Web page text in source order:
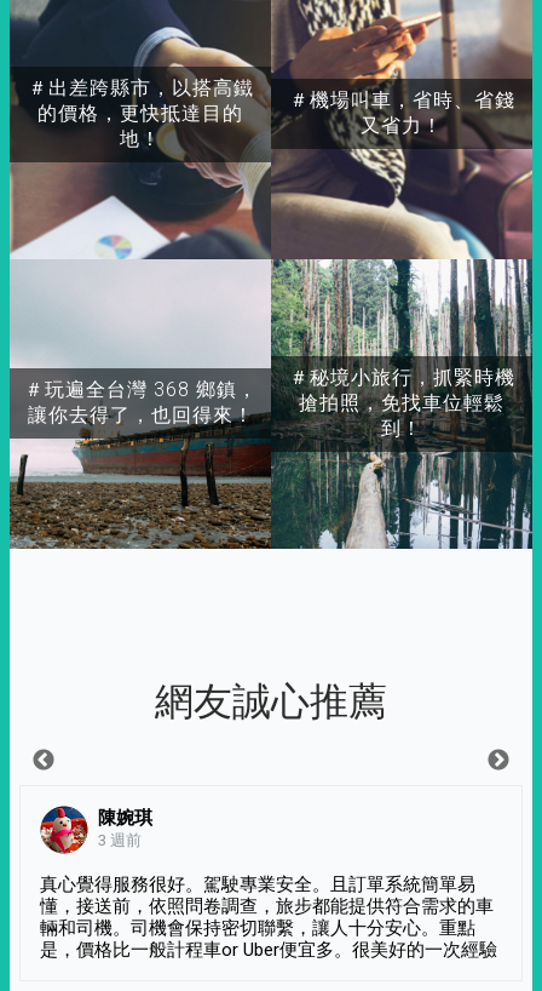
＃出差跨縣市，以搭高鐵
的價格，更快抵達目的
地！
＃玩遍全台灣 368 鄉鎮，
讓你去得了，也回得來！
＃秘境小旅行，抓緊時機
搶拍照，免找車位輕鬆
到！
＃機場叫車，省時、省錢
又省力！
網友誠心推薦
陳婉琪
3 週前
真心覺得服務很好。駕駛專業安全。且訂單系統簡單易
懂，接送前，依照問卷調查，旅步都能提供符合需求的車
輛和司機。司機會保持密切聯繫，讓人十分安心。重點
是，價格比一般計程車or Uber便宜多。很美好的一次經驗